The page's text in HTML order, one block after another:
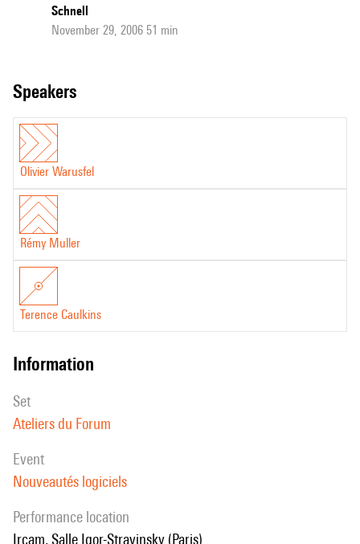
Schnell
November 29, 2006 51 min
speakers
Olivier Warusfel
Rémy Muller
Terence Caulkins
information
set
Ateliers du Forum
event
Nouveautés logiciels
performance location
Ircam, Salle Igor-Stravinsky (Paris)